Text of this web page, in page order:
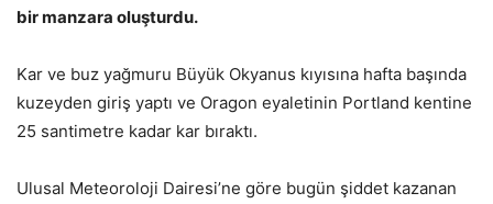
bir manzara oluşturdu.
Kar ve buz yağmuru Büyük Okyanus kıyısına hafta başında
kuzeyden giriş yaptı ve Oragon eyaletinin Portland kentine
25 santimetre kadar kar bıraktı.
Ulusal Meteoroloji Dairesi’ne göre bugün şiddet kazanan